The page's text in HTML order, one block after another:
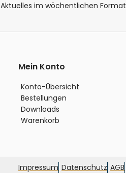
Aktuelles im wöchentlichen Format
Mein Konto
Konto-Übersicht
Bestellungen
Downloads
Warenkorb
Impressum Datenschutz AGB